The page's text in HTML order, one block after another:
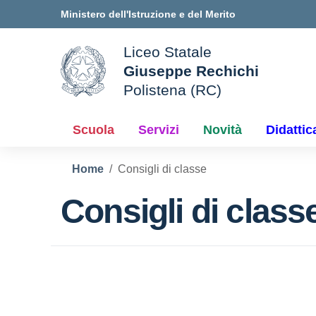
Ministero dell'Istruzione e del Merito
della scuola
Liceo Statale
Giuseppe Rechichi
Polistena (RC)
Scuola Servizi Novità
Home Consigli di classe
Consigli di